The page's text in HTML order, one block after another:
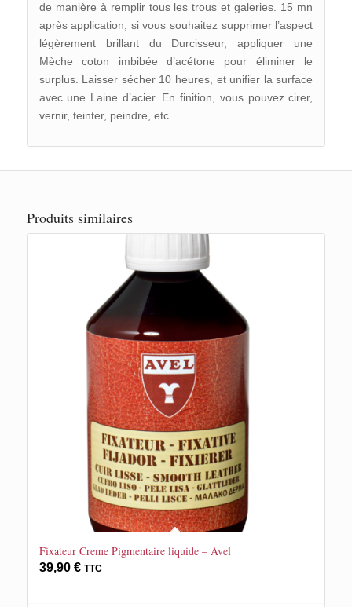
de manière à remplir tous les trous et galeries. 15 mn
après application, si vous souhaitez supprimer l’aspect
légèrement brillant du Durcisseur, appliquer une
Mèche coton imbibée d’acétone pour éliminer le
surplus. Laisser sécher 10 heures, et unifier la surface
avec une Laine d’acier. En finition, vous pouvez cirer,
vernir, teinter, peindre, etc..
Produits similaires
Fixateur Creme Pigmentaire liquide – Avel
39,90 € TTC